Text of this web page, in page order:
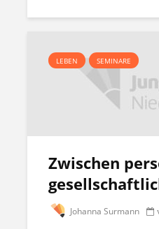
LEBEN SEMINARE
Zwischen
Johanna Surmann